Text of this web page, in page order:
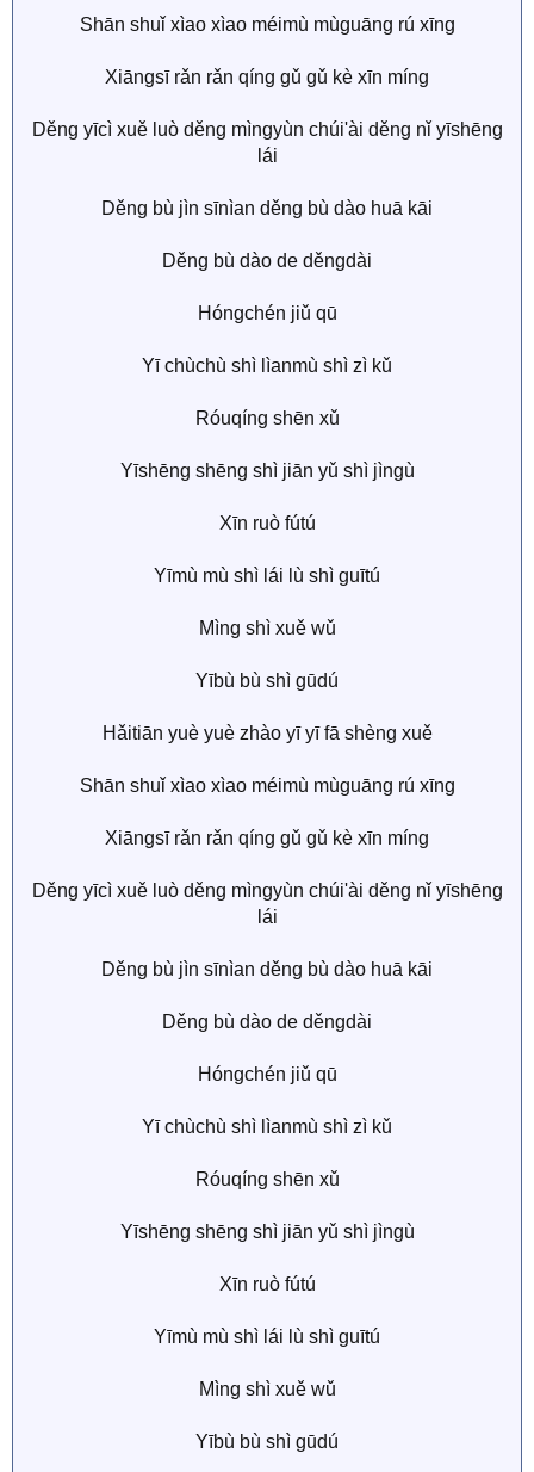
Shān shuǐ xìao xìao méimù mùguāng rú xīng
Xiāngsī rǎn rǎn qíng gǔ gǔ kè xīn míng
Děng yīcì xuě luò děng mìngyùn chúi'ài děng nǐ yīshēng
lái
Děng bù jìn sīnìan děng bù dào huā kāi
Děng bù dào de děngdài
Hóngchén jiǔ qū
Yī chùchù shì lìanmù shì zì kǔ
Róuqíng shēn xǔ
Yīshēng shēng shì jiān yǔ shì jìngù
Xīn ruò fútú
Yīmù mù shì lái lù shì guītú
Mìng shì xuě wǔ
Yībù bù shì gūdú
Hǎitiān yuè yuè zhào yī yī fā shèng xuě
Shān shuǐ xìao xìao méimù mùguāng rú xīng
Xiāngsī rǎn rǎn qíng gǔ gǔ kè xīn míng
Děng yīcì xuě luò děng mìngyùn chúi'ài děng nǐ yīshēng
lái
Děng bù jìn sīnìan děng bù dào huā kāi
Děng bù dào de děngdài
Hóngchén jiǔ qū
Yī chùchù shì lìanmù shì zì kǔ
Róuqíng shēn xǔ
Yīshēng shēng shì jiān yǔ shì jìngù
Xīn ruò fútú
Yīmù mù shì lái lù shì guītú
Mìng shì xuě wǔ
Yībù bù shì gūdú